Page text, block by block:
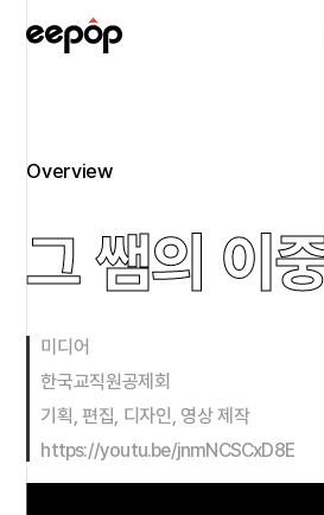
Overview
그 쌤의 이
미디어
한국교직원공제회
기획, 편집, 디자인, 영상 제작
https://youtu.be/jnmNCSCxD8E